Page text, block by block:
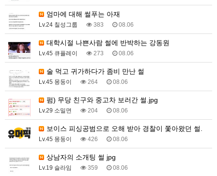
엄마에 대해 썰푸는 아재
Lv.24 칠성그룹 383 08.06
대학시절 나쁜사람 썰에 반박하는 강동원
Lv.45 큐플레이 273 08.06
술 먹고 귀가하다가 좀비 만난 썰
Lv.45 몽둥이 264 08.06
펌) 무당 친구와 중고차 보러간 썰.jpg
Lv.29 소밀면 204 08.06
보이스 피싱공범으로 오해 받아 경찰이 쫓아왔던 썰.
Lv.45 몽둥이 426 08.06
상남자의 소개팅 썰 jpg
Lv.19 슬라임 359 08.06